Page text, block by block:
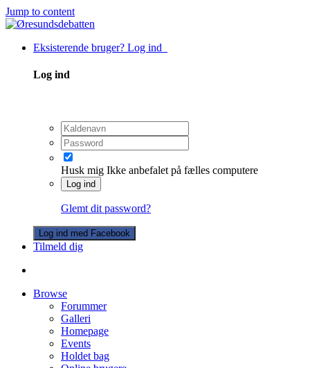
Jump to content
Eksisterende bruger? Log ind
Log ind
Husk mig Ikke anbefalet på fælles computere
Log ind
Glemt dit password?
Log ind med Facebook
Tilmeld dig
Browse
Forummer
Galleri
Homepage
Events
Holdet bag